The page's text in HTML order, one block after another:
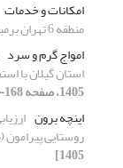
امکانات و خدمات
منطقه 6 تهران برمبنای عدالت فضایی
امواج گرم و سرد
استان گیلان با
1405، صفحه 168-185]
اینچه برون
روستایی
1405]